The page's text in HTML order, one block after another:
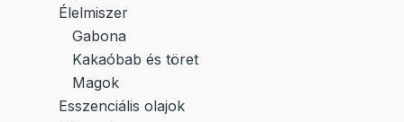
Élelmiszer
Gabona
Kakaóbab és töret
Magok
Esszenciális olajok